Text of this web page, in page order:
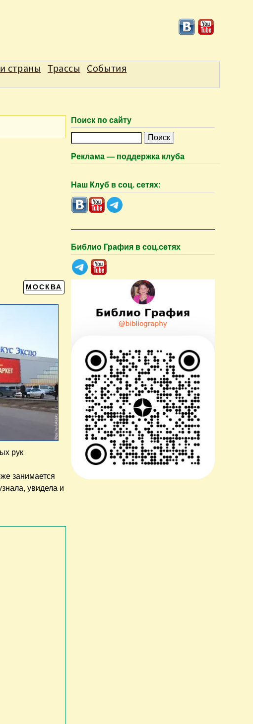
МОСКВА
рук
занимается
увидела и
страны Трассы События
Поиск по сайту
и
к
Реклама — поддержка клуба
Наш Клуб в соц. сетях:
Библио Графия в соц.сетях